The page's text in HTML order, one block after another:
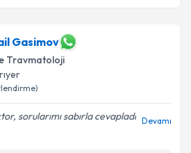
Gasimov
Travmatoloji
sorularımı sabırla cevapladı Devamı